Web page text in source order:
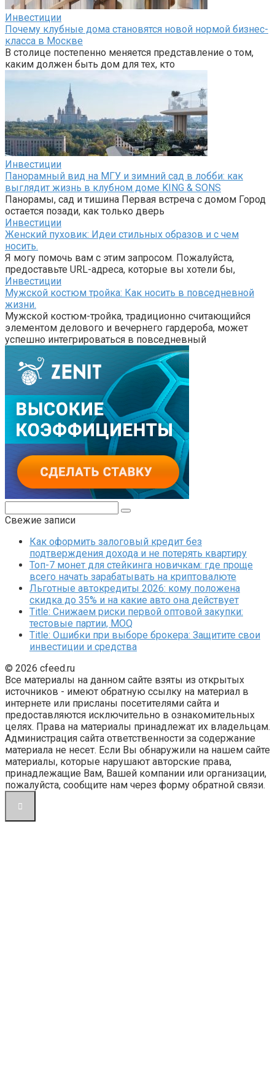
Инвестиции
Почему клубные дома становятся новой нормой бизнес-
класса в Москве
В столице постепенно меняется представление о том,
каким должен быть дом для тех, кто
Инвестиции
Панорамный вид на МГУ и зимний сад в лобби: как
выглядит жизнь в клубном доме KING & SONS
Панорамы, сад и тишина Первая встреча с домом Город
остается позади, как только дверь
Инвестиции
Женский пуховик: Идеи стильных образов и с чем
носить.
Я могу помочь вам с этим запросом. Пожалуйста,
предоставьте URL-адреса, которые вы хотели бы,
Инвестиции
Мужской костюм тройка: Как носить в повседневной
жизни.
Мужской костюм-тройка, традиционно считающийся
элементом делового и вечернего гардероба, может
успешно интегрироваться в повседневный
Свежие записи
Как оформить залоговый кредит без
подтверждения дохода и не потерять квартиру
Топ-7 монет для стейкинга новичкам: где проще
всего начать зарабатывать на криптовалюте
Льготные автокредиты 2026: кому положена
скидка до 35% и на какие авто она действует
Title: Снижаем риски первой оптовой закупки:
тестовые партии, MOQ
Title: Ошибки при выборе брокера: Защитите свои
инвестиции и средства
© 2026 cfeed.ru
Все материалы на данном сайте взяты из открытых
источников - имеют обратную ссылку на материал в
интернете или присланы посетителями сайта и
предоставляются исключительно в ознакомительных
целях. Права на материалы принадлежат их владельцам.
Администрация сайта ответственности за содержание
материала не несет. Если Вы обнаружили на нашем сайте
материалы, которые нарушают авторские права,
принадлежащие Вам, Вашей компании или организации,
пожалуйста, сообщите нам через форму обратной связи.